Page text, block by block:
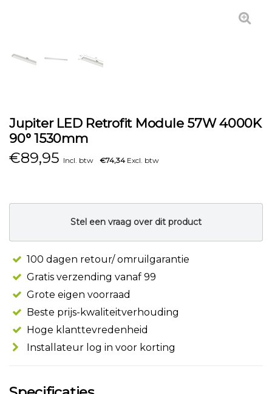
Jupiter LED Retrofit Module 57W 4000K
90° 1530mm
€89,95 Incl. btw €74,34Excl. btw
Stel een vraag over dit product
100 dagen retour/ omruilgarantie
Gratis verzending vanaf 99
Grote eigen voorraad
Beste prijs-kwaliteitverhouding
Hoge klanttevredenheid
Installateur log in voor korting